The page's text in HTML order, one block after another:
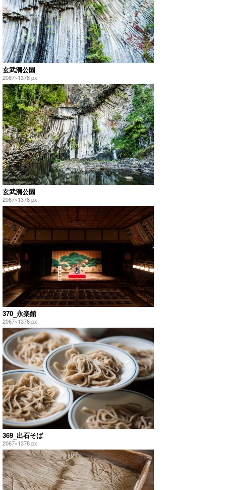
玄武洞公園
2067×1378 px
玄武洞公園
2067×1378 px
370_永楽館
2067×1378 px
369_出石そば
2067×1378 px